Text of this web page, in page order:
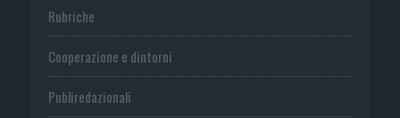
Rubriche
Cooperazione e dintorni
Publiredazionali